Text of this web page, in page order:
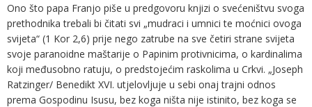
Ono što papa Franjo piše u predgovoru knjizi o svećeništvu svoga
prethodnika trebali bi čitati svi „mudraci i umnici te moćnici ovoga
svijeta“ (1 Kor 2,6) prije nego zatrube na sve četiri strane svijeta
svoje paranoidne maštarije o Papinim protivnicima, o kardinalima
koji međusobno ratuju, o predstojećim raskolima u Crkvi. „Joseph
Ratzinger/ Benedikt XVI. utjelovljuje u sebi onaj trajni odnos
prema Gospodinu Isusu, bez koga ništa nije istinito, bez koga se